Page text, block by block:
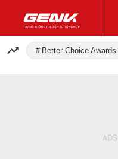
Better Choice Awards